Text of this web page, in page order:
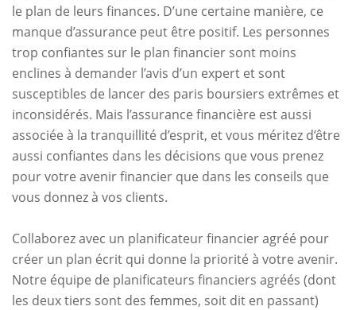
le plan de leurs finances. D’une certaine manière, ce
manque d’assurance peut être positif. Les personnes
trop confiantes sur le plan financier sont moins
enclines à demander l’avis d’un expert et sont
susceptibles de lancer des paris boursiers extrêmes et
inconsidérés. Mais l’assurance financière est aussi
associée à la tranquillité d’esprit, et vous méritez d’être
aussi confiantes dans les décisions que vous prenez
pour votre avenir financier que dans les conseils que
vous donnez à vos clients.
Collaborez avec un planificateur financier agréé pour
créer un plan écrit qui donne la priorité à votre avenir.
Notre équipe de planificateurs financiers agréés (dont
les deux tiers sont des femmes, soit dit en passant)